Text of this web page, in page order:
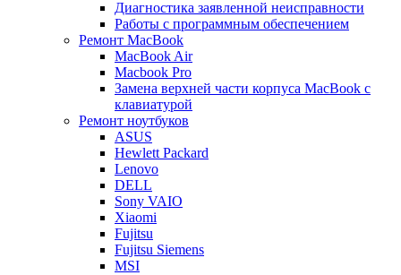
Диагностика заявленной неисправности
Работы с программным обеспечением
Ремонт MacBook
MacBook Air
Macbook Pro
Замена верхней части корпуса MacBook с
клавиатурой
Ремонт ноутбуков
ASUS
Hewlett Packard
Lenovo
DELL
Sony VAIO
Xiaomi
Fujitsu
Fujitsu Siemens
MSI